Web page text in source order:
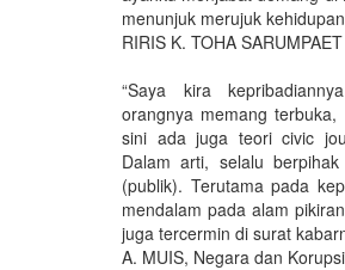
menunjuk merujuk
RIRIS K. TOHA SARUMPAET
“Saya kira
orangnya memang
sini ada juga teori civic
Dalam arti, selalu
(publik). Terutama pada
mendalam pada alam
juga tercermin di surat
A. MUIS, Negara dan Korupsi